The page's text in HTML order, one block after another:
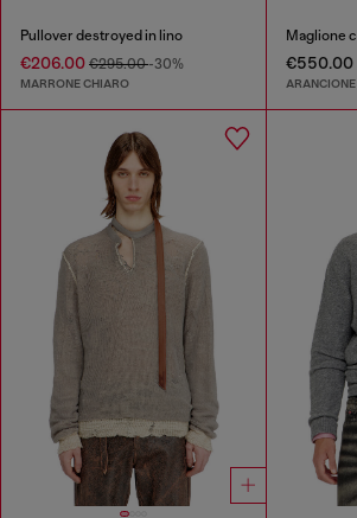
Pullover destroyed in lino
€206.00 €295.00-30%
MARRONE CHIARO
€550.00
ARANCIONE